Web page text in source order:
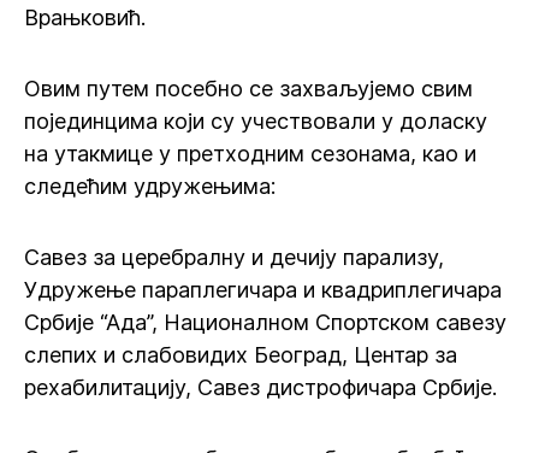
Врањковић.
Овим путем посебно се захваљујемо свим
појединцима који су учествовали у доласку
на утакмице у претходним сезонама, као и
следећим удружењима:
Савез за церебралну и дечију парализу,
Удружење параплегичара и квадриплегичара
Србије “Ада”, Националном Спортском савезу
слепих и слабовидих Београд, Центар за
рехабилитацију, Савез дистрофичара Србије.